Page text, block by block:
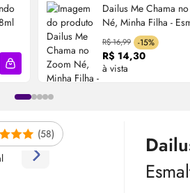
Adicionar à sacola
Dailus Me Chama
Né, Minha Filha -
Cremoso 8ml
R$ 16,99 -15%
R$ 14,30
à vista
(58)